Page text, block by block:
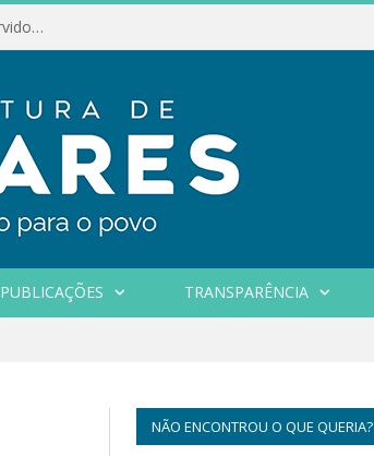
Conselho Municipal de Assistência Social realiza oficina aos servidores
PUBLICAÇÕES TRANSPARÊNCIA
NÃO ENCONTROU O QUE QUERIA?